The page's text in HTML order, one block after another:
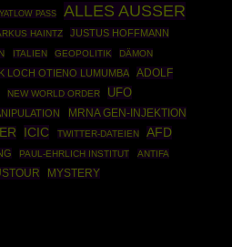
PASS
ALLES AUSSER
HAINTZ
JUSTUS HOFFMANN
ITALIEN GEOPOLITIK DÄMON
LOCH OTIENO LUMUMBA
ADOLF
NEW WORLD ORDER UFO
MRNA GEN-INJEKTION
ICIC TWITTER-DATEIEN AFD
PAUL-EHRLICH INSTITUT ANTIFA
MYSTERY